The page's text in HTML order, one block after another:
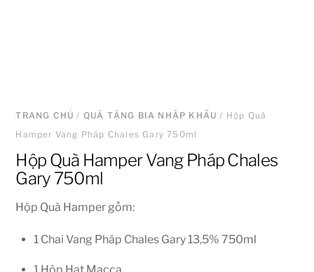
TRANG CHỦ / QUÀ TẶNG BIA NHẬP KHẨU / Hộp Quà
Hamper Vang Pháp Chales Gary 750ml
Hộp Quà Hamper Vang Pháp Chales
Gary 750ml
Hộp Quà Hamper gồm:
1 Chai Vang Pháp Chales Gary 13,5% 750ml